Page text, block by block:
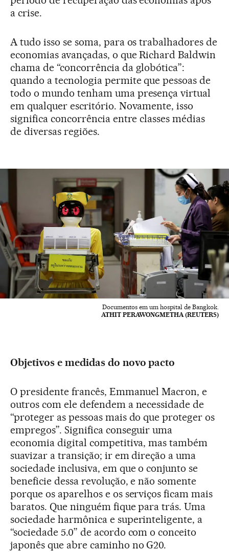
a crise.
A tudo isso se soma, para os trabalhadores de
economias avançadas, o que Richard Baldwin
chama de “concorrência da globótica”:
quando a tecnologia permite que pessoas de
todo o mundo tenham uma presença virtual
em qualquer escritório. Novamente, isso
significa concorrência entre classes médias
de diversas regiões.
Documentos em um hospital de Bangkok.
ATHIT PERAWONGMETHA (REUTERS)
Objetivos e medidas do novo pacto
O presidente francês, Emmanuel Macron, e
outros com ele defendem a necessidade de
“proteger as pessoas mais do que proteger os
empregos”. Significa conseguir uma
economia digital competitiva, mas também
suavizar a transição; ir em direção a uma
sociedade inclusiva, em que o conjunto se
beneficie dessa revolução, e não somente
porque os aparelhos e os serviços ficam mais
baratos. Que ninguém fique para trás. Uma
sociedade harmônica e superinteligente, a
“sociedade 5.0” de acordo com o conceito
japonês que abre caminho no G20.